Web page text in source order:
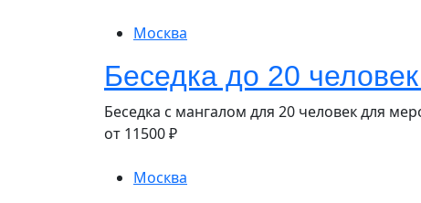
Москва
Беседка до 20
Беседка с мангалом для 20 человек для
от 11500₽
Москва